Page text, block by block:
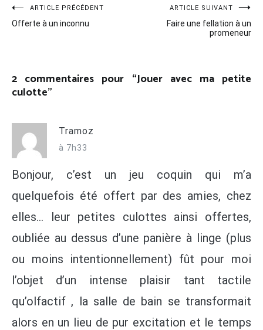
Navigation
de
ARTICLE PRÉCÉDENT
Offerte à un inconnu
ARTICLE SUIVANT
Faire une fellation à un
promeneur
2 commentaires pour “Jouer avec ma petite
culotte”
Tramoz
à 7h33
Bonjour, c’est un jeu coquin qui m’a
quelquefois été offert par des amies, chez
elles… leur petites culottes ainsi offertes,
oubliée au dessus d’une panière à linge (plus
ou moins intentionnellement) fût pour moi
l’objet d’un intense plaisir tant tactile
qu’olfactif , la salle de bain se transformait
alors en un lieu de pur excitation et le temps